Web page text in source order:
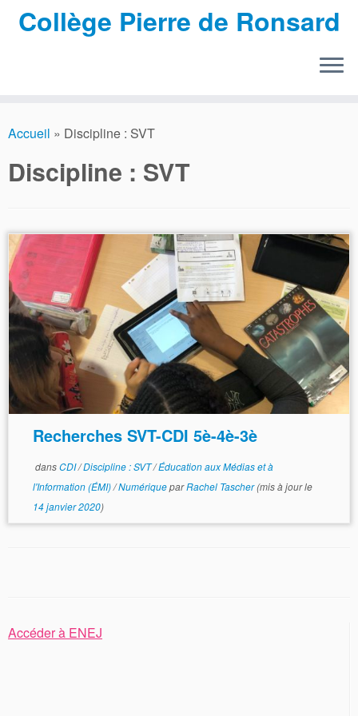
au
Collège Pierre de Ronsard
Accueil » Discipline : SVT
Discipline : SVT
Recherches SVT-CDI 5è-4è-3è
dansCDI/Discipline : SVT/Éducation aux Médias et à
l'Information (ÉMI)/NumériqueparRachel Tascher(mis à jour le
14 janvier 2020)
Accéder à ENEJ